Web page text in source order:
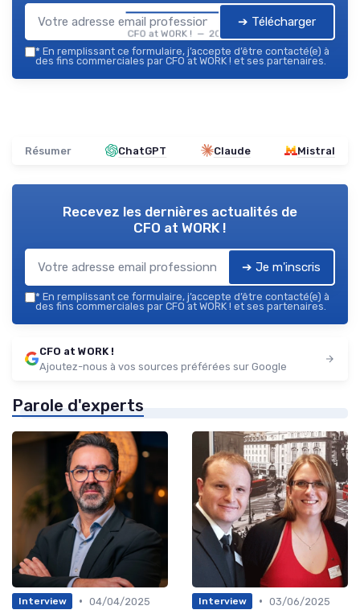
CFO at WORK ! — 2026
➔ Télécharger
* En remplissant ce formulaire, j’accepte d’être contacté(e) à
des fins commerciales par CFO at WORK ! et ses partenaires.
Résumer ChatGPT Claude Mistral
Recevez les dernières actualités de
CFO at WORK !
➔ Je m'inscris
* En remplissant ce formulaire, j’accepte d’être contacté(e) à
des fins commerciales par CFO at WORK ! et ses partenaires.
CFO at WORK !
Ajoutez-nous à vos sources préférées sur Google
Parole d'experts
Interview • 04/04/2025
Interview • 03/06/2025